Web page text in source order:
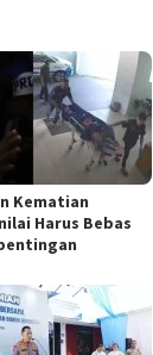
Kematian
Harus Bebas